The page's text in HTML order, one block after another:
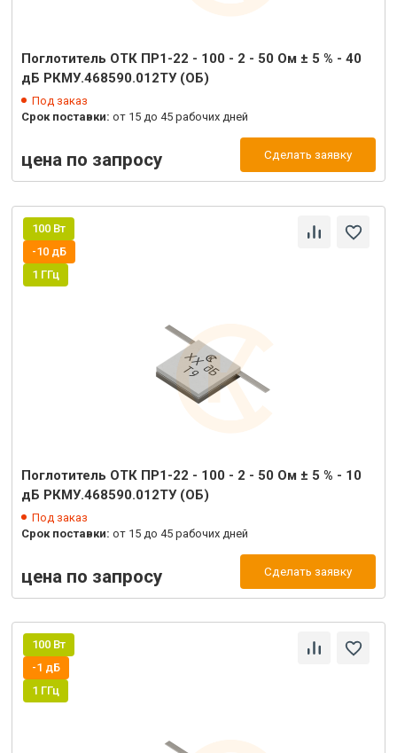
Поглотитель ОТК ПР1-22 - 100 - 2 - 50 Ом ± 5 % - 40
дБ РКМУ.468590.012ТУ (ОБ)
Под заказ
Срок поставки:от 15 до 45 рабочих дней
цена по запросу Сделать заявку
100 Вт
-10 дБ
1 ГГц
Поглотитель ОТК ПР1-22 - 100 - 2 - 50 Ом ± 5 % - 10
дБ РКМУ.468590.012ТУ (ОБ)
Под заказ
Срок поставки:от 15 до 45 рабочих дней
цена по запросу Сделать заявку
100 Вт
-1 дБ
1 ГГц